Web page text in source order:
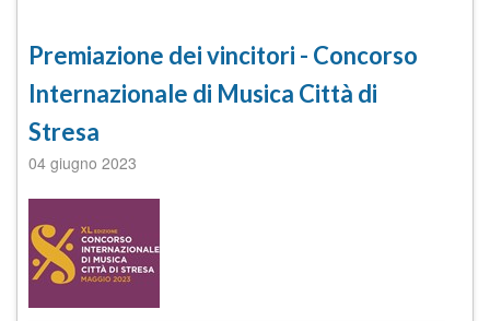
Premiazione dei vincitori - Concorso
Internazionale di Musica Città di
Stresa
04 giugno 2023